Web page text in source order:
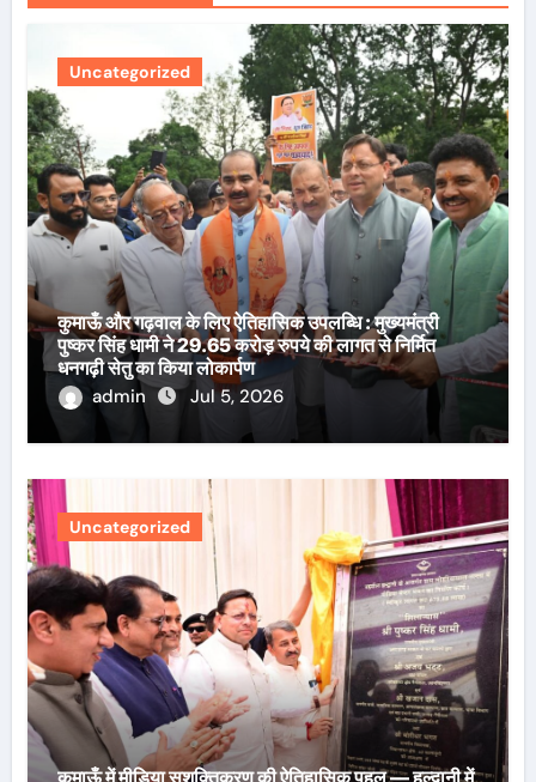
Uncategorized
कुमाऊँ और गढ़वाल के लिए ऐतिहासिक उपलब्धि : मुख्यमंत्री
पुष्कर सिंह धामी ने 29.65 करोड़ रुपये की लागत से निर्मित
धनगढ़ी सेतु का किया लोकार्पण
admin
Jul 5, 2026
Uncategorized
कुमाऊँ में मीडिया सशक्तिकरण की ऐतिहासिक पहल — हल्द्वानी में